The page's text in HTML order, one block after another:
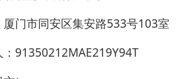
门市同安区集安路533号103室
：91350212MAE219Y94T